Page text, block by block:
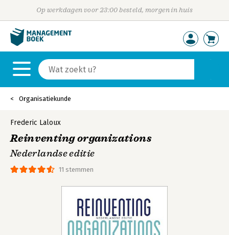
Op werkdagen voor 23:00 besteld, morgen in huis
Organisatiekunde
11 stemmen
Frederic Laloux
Reinventing organizations
Nederlandse editie